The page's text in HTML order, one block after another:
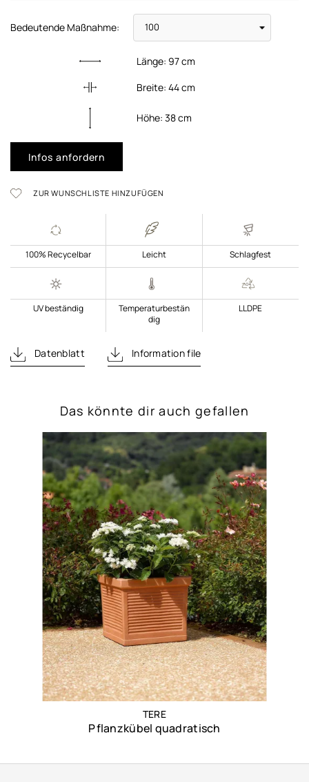
Bedeutende Maßnahme:
Länge: 97cm
Breite:44cm
Höhe:38cm
Infos anfordern
ZUR WUNSCHLISTE HINZUFÜGEN
100% Recycelbar Leicht Schlagfest
UV beständig
Temperaturbestän
dig
LLDPE
Datenblatt Information file
Das könnte dir auch gefallen
TERE
Pflanzkübel quadratisch